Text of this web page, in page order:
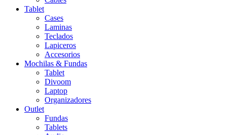
Tablet
Cases
Laminas
Teclados
Lapiceros
Accesorios
Mochilas & Fundas
Tablet
Divoom
Laptop
Organizadores
Outlet
Fundas
Tablets